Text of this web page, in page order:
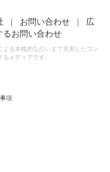
お問い合わせ
広
るお問い合わせ
る本格的な占いまで充実したコン
メディアです。
項